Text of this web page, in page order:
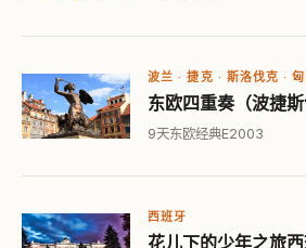
波兰 · 捷克 · 斯洛伐克 ·
东欧四重奏（波捷
9天东欧经典E2003
西班牙
花儿下的少年之旅